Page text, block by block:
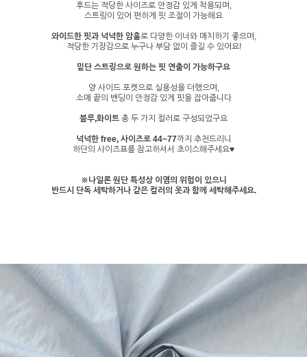
후드는 적당한 사이즈로 안정감 있게 착용되며,
스트링이 있어 편하게 핏 조절이 가능해요
와이드한 핏과 넉넉한 암홀로 다양한 이너와 매치하기 좋으며,
적당한 기장감으로 누구나 부담 없이 즐길 수 있어요!
밑단 스트링으로 원하는 핏 연출이 가능하구요
양 사이드 포켓으로 실용성을 더했으며,
소매 끝의 밴딩이 안정감 있게 핏을 잡아줍니다
블루,화이트 총 두 가지 컬러로 구성되었구요
넉넉한 free, 사이즈로 44~77까지 추천드리니
하단의 사이즈표를 참고하셔서 초이스해주세요♥
※나일론 원단 특성상 이염의 위험이 있으니
반드시 단독 세탁하거나 같은 컬러의 옷과 함께 세탁해주세요.